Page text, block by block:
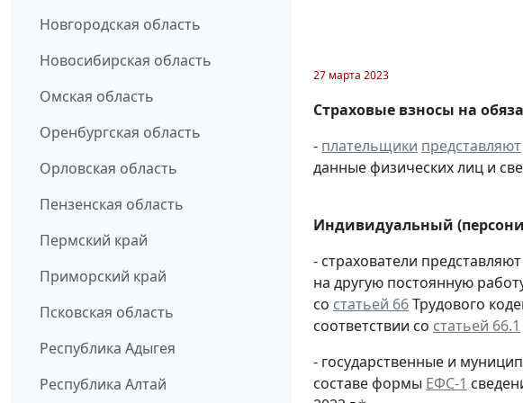
Новгородская область
Новосибирская область
Омская область
Оренбургская область
Орловская область
Пензенская область
Пермский край
Приморский край
Псковская область
Республика Адыгея
Республика Алтай
27 марта 2023
Страховые взносы на
- плательщики представляют
данные физических лиц и
Индивидуальный
- страхователи
на другую постоянную
со статьей 66Трудового
соответствии со статьей 66.1
- государственные и
составе формы ЕФС-1